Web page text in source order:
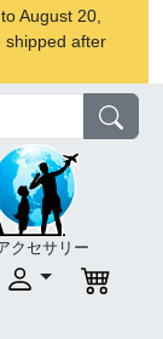
August 20,
shipped after
クセサリー